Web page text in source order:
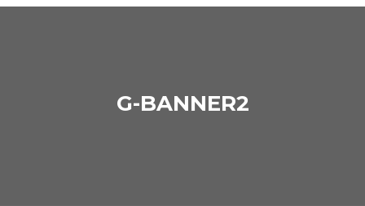
G-BANNER2